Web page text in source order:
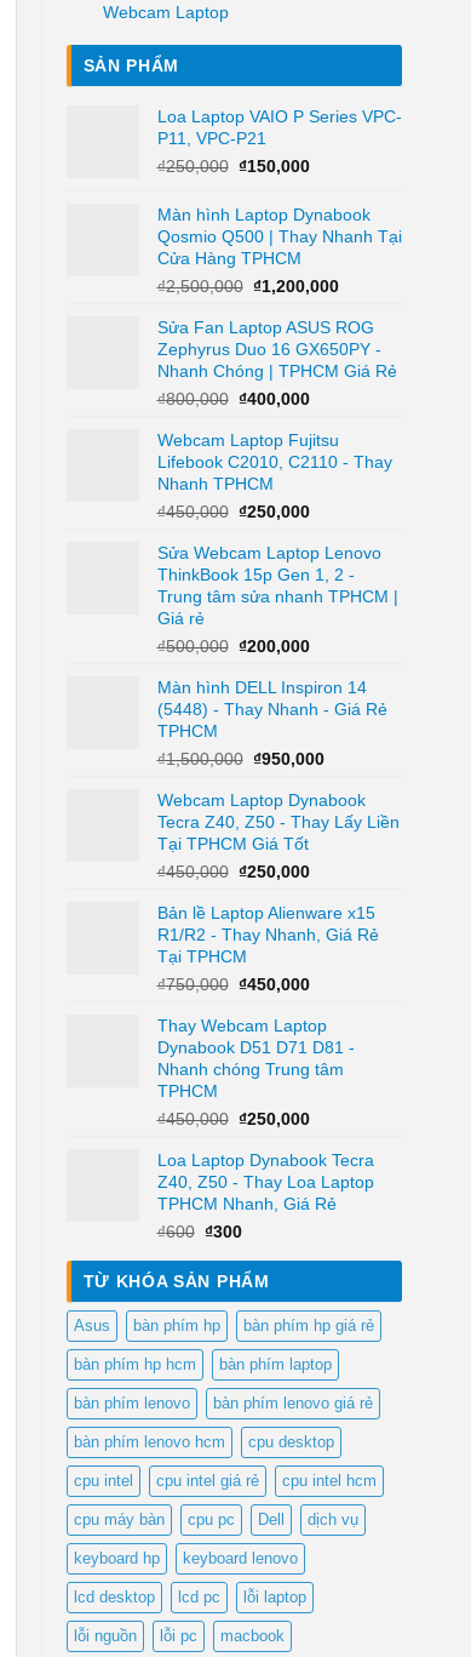
Webcam Laptop
SẢN PHẨM
Loa Laptop VAIO P Series VPC-
P11, VPC-P21
₫250,000 Giá
là:
₫250,000.
₫150,000Giá
tại
là:
₫150,000.
Màn hình Laptop Dynabook
Qosmio Q500 | Thay Nhanh Tại
Cửa Hàng TPHCM
₫2,500,000 Giá
là:
₫2,500,000.
₫1,200,000Giá
tại
là:
₫1,200,000.
Sửa Fan Laptop ASUS ROG
Zephyrus Duo 16 GX650PY -
Nhanh Chóng | TPHCM Giá Rẻ
₫800,000 Giá
là:
₫800,000.
₫400,000Giá
tại
là:
Webcam Laptop Fujitsu
Lifebook C2010, C2110 - Thay
Nhanh TPHCM
₫450,000 Giá
là:
₫450,000.
₫250,000Giá
tại
là:
₫250,000.
Sửa Webcam Laptop Lenovo
ThinkBook 15p Gen 1, 2 -
Trung tâm sửa nhanh TPHCM |
Giá rẻ
₫500,000 Giá
là:
₫500,000.
₫200,000Giá
tại
là:
Màn hình DELL Inspiron 14
(5448) - Thay Nhanh - Giá Rẻ
TPHCM
₫1,500,000 Giá
là:
₫1,500,000.
₫950,000Giá
tại
là:
Webcam Laptop Dynabook
Tecra Z40, Z50 - Thay Lấy Liền
Tại TPHCM Giá Tốt
₫450,000 Giá
là:
₫450,000.
₫250,000Giá
tại
là:
Bản lề Laptop Alienware x15
R1/R2 - Thay Nhanh, Giá Rẻ
Tại TPHCM
₫750,000 Giá
là:
₫750,000.
₫450,000Giá
tại
là:
₫450,000.
Thay Webcam Laptop
Dynabook D51 D71 D81 -
Nhanh chóng Trung tâm
TPHCM
₫450,000 Giá
là:
₫450,000.
₫250,000Giá
tại
là:
₫250,000.
Loa Laptop Dynabook Tecra
Z40, Z50 - Thay Loa Laptop
TPHCM Nhanh, Giá Rẻ
₫600 Giá
là:
₫300Giá
tại
₫300.
TỪ KHÓA SẢN PHẨM
Asus bàn phím hp bàn phím hp giá rẻ
bàn phím hp hcm bàn phím laptop
bàn phím lenovo bàn phím lenovo giá rẻ
bàn phím lenovo hcm cpu desktop
cpu intel cpu intel giá rẻ cpu intel hcm
cpu máy bàn cpu pc Dell dịch vụ
keyboard hp keyboard lenovo
lcd desktop lcd pc lỗi laptop
lỗi nguồn lỗi pc macbook